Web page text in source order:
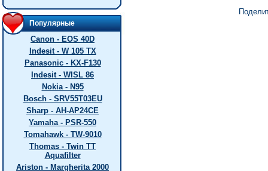
Популярные
Canon - EOS 40D
Indesit - W 105 TX
Panasonic - KX-F130
Indesit - WISL 86
Nokia - N95
Bosch - SRV55T03EU
Sharp - AH-AP24CE
Yamaha - PSR-550
Tomahawk - TW-9010
Thomas - Twin TT
Aquafilter
Ariston - Margherita 2000